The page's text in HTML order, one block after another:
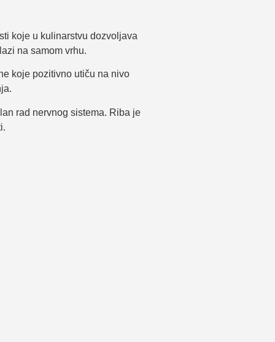
koje u kulinarstvu dozvoljava
na samom vrhu.
koje pozitivno utiču na nivo
rad nervnog sistema. Riba je